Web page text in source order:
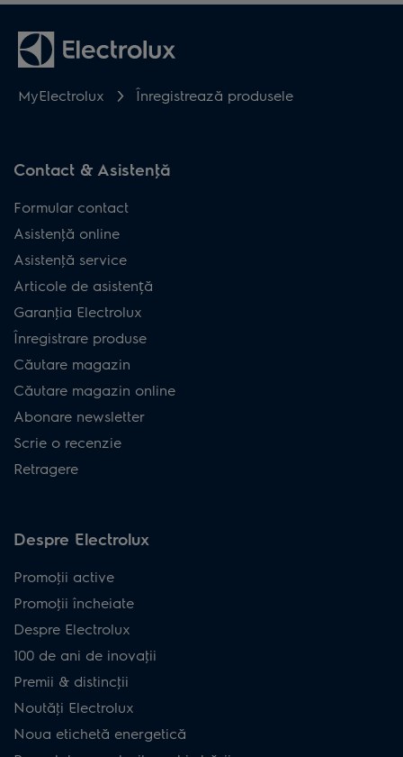
MyElectrolux Înregistrează produsele
Contact & Asistenţă
Formular contact
Asistenţă online
Asistenţă service
Articole de asistență
Garanţia Electrolux
Înregistrare produse
Căutare magazin
Căutare magazin online
Abonare newsletter
Scrie o recenzie
Retragere
Despre Electrolux
Promoţii active
Promoţii încheiate
Despre Electrolux
100 de ani de inovaţii
Premii & distincţii
Noutăţi Electrolux
Noua etichetă energetică